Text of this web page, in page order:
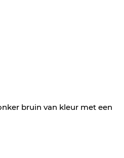
bruin van kleur met een